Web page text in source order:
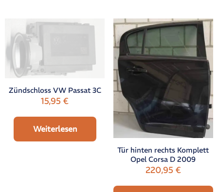
Zündschloss VW Passat 3C
15,95€
Weiterlesen
Tür hinten rechts Komplett
Opel Corsa D 2009
220,95 €